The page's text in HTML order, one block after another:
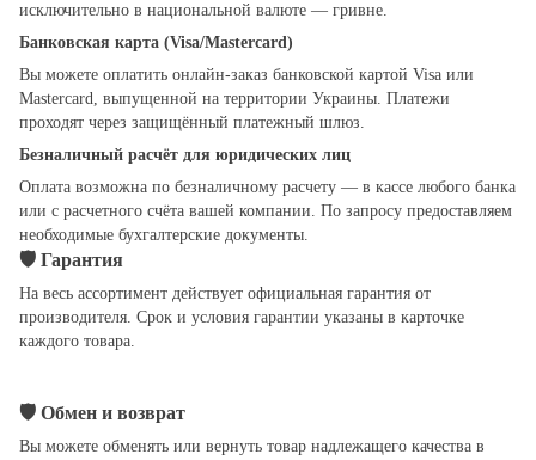
исключительно в национальной валюте — гривне.
Банковская карта (Visa/Mastercard)
Вы можете оплатить онлайн-заказ банковской картой Visa или
Mastercard, выпущенной на территории Украины. Платежи
проходят через защищённый платежный шлюз.
Безналичный расчёт для юридических лиц
Оплата возможна по безналичному расчету — в кассе любого банка
или с расчетного счёта вашей компании. По запросу предоставляем
необходимые бухгалтерские документы.
🛡 Гарантия
На весь ассортимент действует официальная гарантия от
производителя. Срок и условия гарантии указаны в карточке
каждого товара.
🛡 Обмен и возврат
Вы можете обменять или вернуть товар надлежащего качества в